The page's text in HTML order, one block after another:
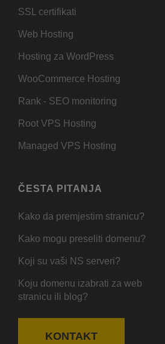
SSL certifikati
Web Hosting
Hosting za WordPress
WooCommerce Hosting
Rank - SEO monitoring
Root VPS Hosting
Managed VPS Hosting
ČESTA PITANJA
Kako da premjestim stranicu?
Kako mogu preseliti domenu?
Koji su vaši NS serveri?
Koju domenu izabrati za web
stranicu ili blog?
KONTAKT